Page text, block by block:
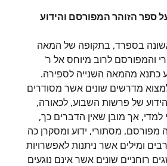
ספר הזוהר המפורסם והידוע
בספרד, בתקופה של המאה
והמפורסם לרוב מיוחס אל ר'
כתנא מהמאה השנייה לספירה.
מדרשים שונים אשר מסודרים
של פרשות השבוע, לכאורה,
למדי, אך מובן שאין הדברים כך,
מסתורי, ידוע ומסקרן כה
ומילים אשר ניתנות לאפשרויות
רוחניים שונים אשר אינם נוגעים